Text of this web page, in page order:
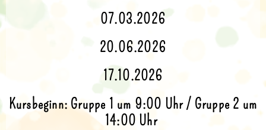
07.03.2026
20.06.2026
17.10.2026
Kursbeginn: Gruppe 1 um 9:00 Uhr / Gruppe 2 um
14:00 Uhr